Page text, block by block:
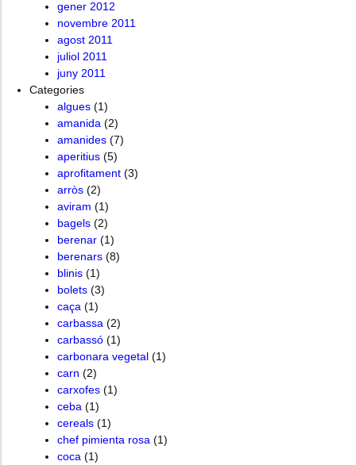
gener 2012
novembre 2011
agost 2011
juliol 2011
juny 2011
Categories
algues (1)
amanida (2)
amanides (7)
aperitius (5)
aprofitament (3)
arròs (2)
aviram (1)
bagels (2)
berenar (1)
berenars (8)
blinis (1)
bolets (3)
caça (1)
carbassa (2)
carbassó (1)
carbonara vegetal (1)
carn (2)
carxofes (1)
ceba (1)
cereals (1)
chef pimienta rosa (1)
coca (1)